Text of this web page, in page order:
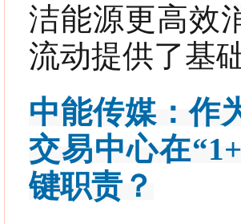
洁能源更高效
流动提供了基
中能传媒：作
交易中心在
键职责？